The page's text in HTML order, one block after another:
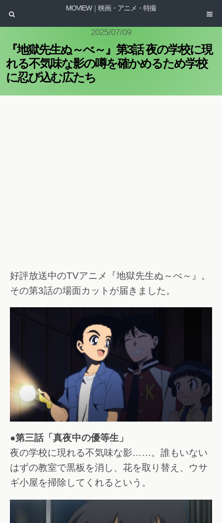
MOVIEW｜映画・アニメ・特撮
2025/07/09
『地獄先生ぬ～べ～』第3話 夜の学校に現
れる不気味な影の噂を確かめるため学校
に忍び込む広たち
好評放送中のTVアニメ『地獄先生ぬ～べ～』。
その第3話の場面カットが届きました。
●第三話「真夜中の優等生」
夜の学校に現れる不気味な影……。誰もいない
はずの教室で黒板を消し、花を取り替え、ウサ
ギ小屋を掃除してくれるという。